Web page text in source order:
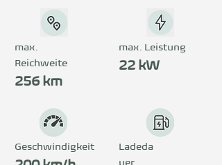
beträgt bis zu 256 km und
dank Schnellladung bist du
auch auf Langstrecken
mobil. Erlebe das
einzigartige Fahrgefühl bei
einer Probefahrt.
max.
Reichweite
256 km
Geschwindigkeit
max. Leistung
22 kW
Ladeda